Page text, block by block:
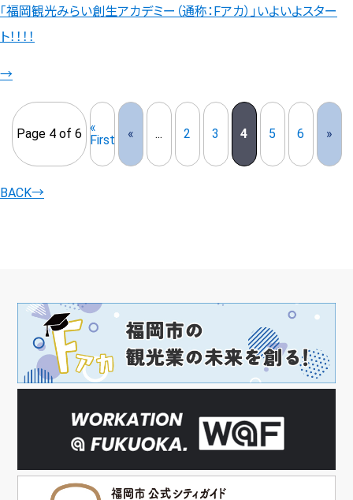
「福岡観光みらい創生アカデミー（通称：Fアカ）」いよいよスター
ト！！！！
→
Page 4 of 6
«
First
« ... 2 3 4 5 6 »
BACK→